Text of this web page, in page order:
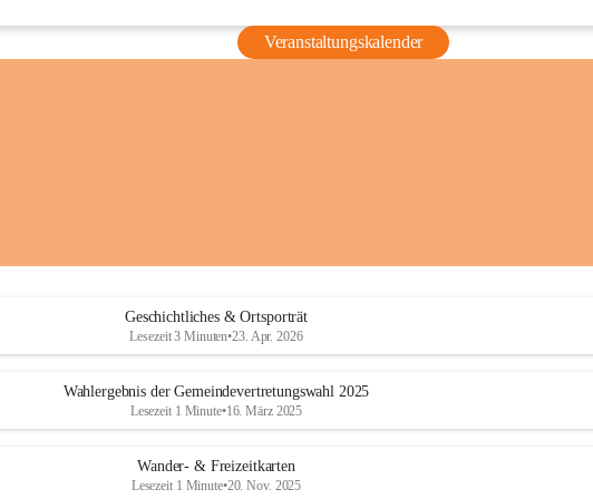
Veranstaltungskalender
Geschichtliches & Ortsporträt
Lesezeit 3 Minuten•23. Apr. 2026
Wahlergebnis der Gemeindevertretungswahl 2025
Lesezeit 1 Minute•16. März 2025
Wander- & Freizeitkarten
Lesezeit 1 Minute•20. Nov. 2025